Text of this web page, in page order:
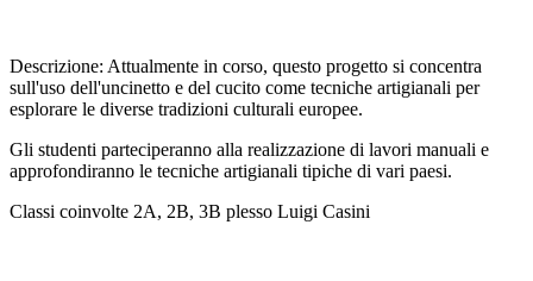
Descrizione: Attualmente in corso, questo progetto si concentra
sull'uso dell'uncinetto e del cucito come tecniche artigianali per
esplorare le diverse tradizioni culturali europee.
Gli studenti parteciperanno alla realizzazione di lavori manuali e
approfondiranno le tecniche artigianali tipiche di vari paesi.
Classi coinvolte 2A, 2B, 3B plesso Luigi Casini